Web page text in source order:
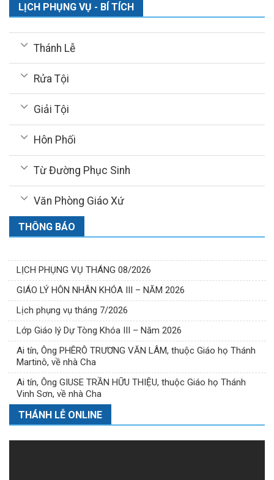
LỊCH PHỤNG VỤ - BÍ TÍCH
Thánh Lễ
Rửa Tội
Giải Tội
Hôn Phối
Từ Đường Phục Sinh
Văn Phòng Giáo Xứ
THÔNG BÁO
LỊCH PHỤNG VỤ THÁNG 08/2026
GIÁO LÝ HÔN NHÂN KHÓA III – NĂM 2026
Lịch phụng vụ tháng 7/2026
Lớp Giáo lý Dự Tòng Khóa III – Năm 2026
Ai tín, Ông PHÊRÔ TRƯƠNG VĂN LÂM, thuộc Giáo họ Thánh
Martinô, về nhà Cha
Ai tín, Ông GIUSE TRẦN HỮU THIỆU, thuộc Giáo họ Thánh
Vinh Sơn, về nhà Cha
THÁNH LỄ ONLINE